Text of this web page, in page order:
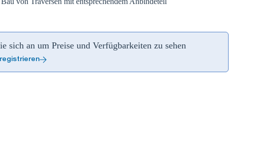
sich an um Preise und Verfügbarkeiten zu sehen